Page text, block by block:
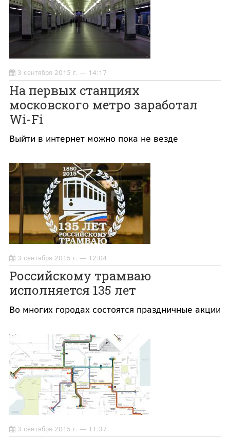
3 сентября 2015 г. — 14:17
На первых станциях
московского метро заработал
Wi-Fi
Выйти в интернет можно пока не везде
3 сентября 2015 г. — 12:04
Российскому трамваю
исполняется 135 лет
Во многих городах состоятся праздничные акции
3 сентября 2015 г. — 11:37